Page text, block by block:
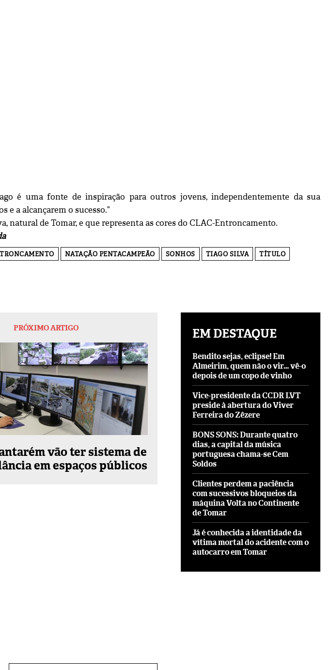
é uma fonte de inspiração para outros jovens, independentemente da sua
e a alcançarem o sucesso.”
natural de Tomar, e que representa as cores do CLAC-Entroncamento.
NATAÇÃO PENTACAMPEÃO SONHOS TIAGO SILVA
TÍTULO
PRÓXIMO ARTIGO
vão ter sistema de
em espaços públicos
EM DESTAQUE
Bendito sejas, eclipse! Em
Almeirim, quem não o vir… vê-o
depois de um copo de vinho
Vice-presidente da CCDR LVT
preside à abertura do Viver
Ferreira do Zêzere
BONS SONS: Durante quatro
dias, a capital da música
portuguesa chama-se Cem
Soldos
Clientes perdem a paciência
com sucessivos bloqueios da
máquina Volta no Continente
de Tomar
Já é conhecida a identidade da
vítima mortal do acidente com o
autocarro em Tomar